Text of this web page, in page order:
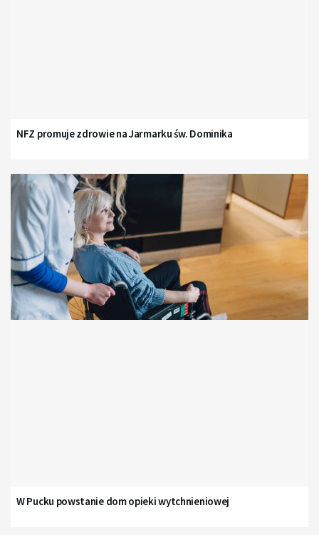
NFZ promuje zdrowie na Jarmarku św. Dominika
W Pucku powstanie dom opieki wytchnieniowej